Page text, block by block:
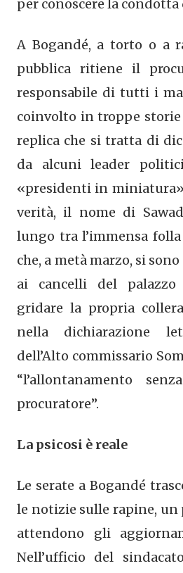
per conoscere la condotta
A Bogandé, a torto o a
pubblica ritiene il
responsabile di tutti i
coinvolto in troppe
replica che si tratta di
da alcuni leader
«presidenti in
verità, il nome di
lungo tra l’immensa
che, a metà marzo, si
ai cancelli del
gridare la propria
nella dichiarazione
dell’Alto commissario
“l’allontanamento
procuratore”.
La psicosi è reale
Le serate a Bogandé
le notizie sulle rapine, un
attendono gli
Nell’ufficio del